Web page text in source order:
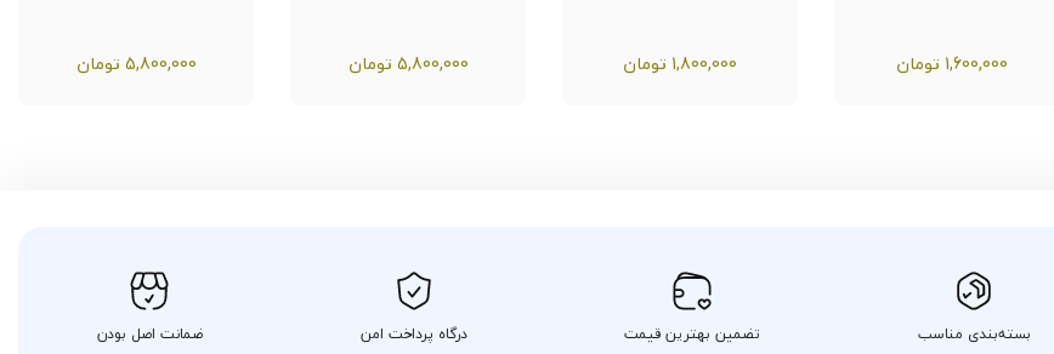
1,600,000 تومان 1,800,000 تومان 5,800,000 تومان 5,800,000 تومان
بسته‌بندی مناسب تضمین بهترین قیمت درگاه پرداخت امن ضمانت اصل بودن